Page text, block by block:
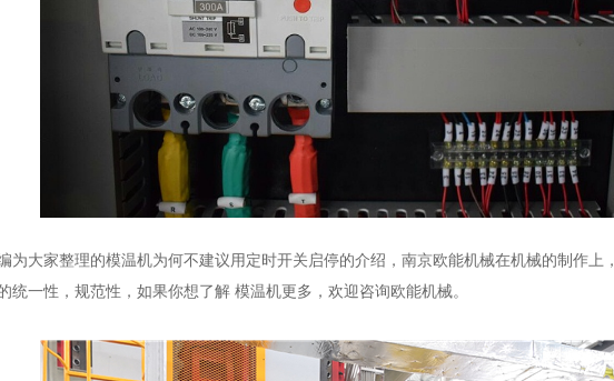
大家整理的模温机为何不建议用定时开关启停的介绍，南京欧能机械在机械的制作上
统一性，规范性，如果你想了解 模温机更多，欢迎咨询欧能机械。